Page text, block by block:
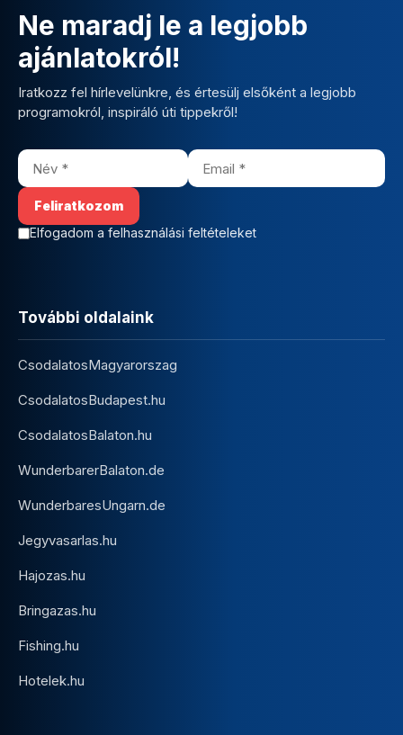
Ne maradj le a legjobb
ajánlatokról!
Iratkozz fel hírlevelünkre, és értesülj elsőként a legjobb
programokról, inspiráló úti tippekről!
Elfogadom a felhasználási feltételeket
További oldalaink
CsodalatosMagyarorszag
CsodalatosBudapest.hu
CsodalatosBalaton.hu
WunderbarerBalaton.de
WunderbaresUngarn.de
Jegyvasarlas.hu
Hajozas.hu
Bringazas.hu
Fishing.hu
Hotelek.hu